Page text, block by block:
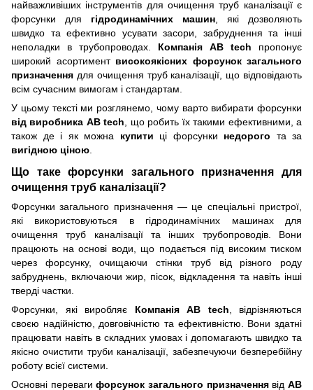
найважливіших інструментів для очищення труб каналізації є
форсунки для гідродинамічних машин, які дозволяють
швидко та ефективно усувати засори, забруднення та інші
неполадки в трубопроводах. Компанія AB tech пропонує
широкий асортимент високоякісних форсунок загального
призначення для очищення труб каналізації, що відповідають
всім сучасним вимогам і стандартам.
У цьому тексті ми розглянемо, чому варто вибирати форсунки
від виробника AB tech, що робить їх такими ефективними, а
також де і як можна купити ці форсунки недорого та за
вигідною ціною.
Що таке форсунки загального призначення для
очищення труб каналізації?
Форсунки загального призначення — це спеціальні пристрої,
які використовуються в гідродинамічних машинах для
очищення труб каналізації та інших трубопроводів. Вони
працюють на основі води, що подається під високим тиском
через форсунку, очищаючи стінки труб від різного роду
забруднень, включаючи жир, пісок, відкладення та навіть інші
тверді частки.
Форсунки, які виробляє Компанія AB tech , відрізняються
своєю надійністю, довговічністю та ефективністю. Вони здатні
працювати навіть в складних умовах і допомагають швидко та
якісно очистити труби каналізації, забезпечуючи безперебійну
роботу всієї системи.
Основні перевагифорсунок загального призначеннявідAB